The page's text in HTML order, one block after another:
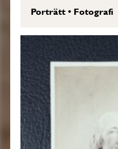
Porträtt• Fotografi